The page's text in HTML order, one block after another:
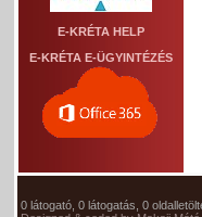
E-KRÉTA HELP
E-KRÉTA E-ÜGYINTÉZÉS
0 látogató, 0 látogatás, 0